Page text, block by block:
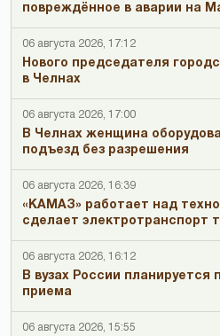
повреждённое в аварии на
06 августа 2026, 17:12
Нового председателя
в Челнах
06 августа 2026, 17:00
В Челнах женщина
подъезд без разрешения
06 августа 2026, 16:39
«КАМАЗ» работает над
сделает электротранспорт
06 августа 2026, 16:12
В вузах России планируется
приема
06 августа 2026, 15:55